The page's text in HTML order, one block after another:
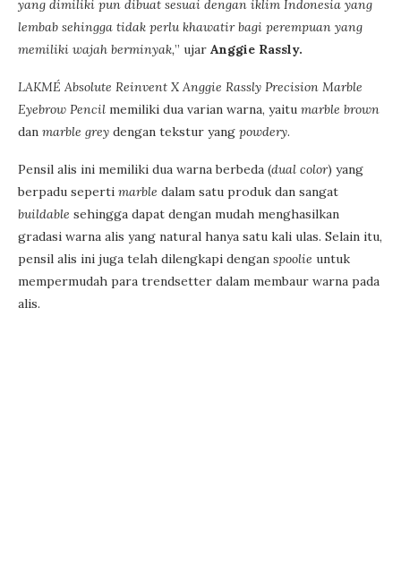
yang dimiliki pun dibuat sesuai dengan iklim Indonesia yang
lembab sehingga tidak perlu khawatir bagi perempuan yang
memiliki wajah berminyak,” ujar Anggie Rassly.
LAKMÉ Absolute Reinvent X Anggie Rassly Precision Marble
Eyebrow Pencil memiliki dua varian warna, yaitu marble brown
dan marble grey dengan tekstur yang powdery.
Pensil alis ini memiliki dua warna berbeda (dual color) yang
berpadu seperti marble dalam satu produk dan sangat
buildable sehingga dapat dengan mudah menghasilkan
gradasi warna alis yang natural hanya satu kali ulas. Selain itu,
pensil alis ini juga telah dilengkapi dengan spoolie untuk
mempermudah para trendsetter dalam membaur warna pada
alis.